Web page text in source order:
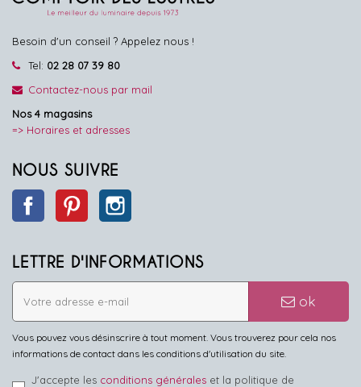
Besoin d'un conseil ? Appelez nous !
Tel: 02 28 07 39 80
Contactez-nous par mail
Nos 4 magasins
=> Horaires et adresses
NOUS SUIVRE
Facebook Pinterest
LETTRE D'INFORMATIONS
ok
Vous pouvez vous désinscrire à tout moment. Vous trouverez pour cela nos
informations de contact dans les conditions d'utilisation du site.
J'accepte les conditions générales et la politique de